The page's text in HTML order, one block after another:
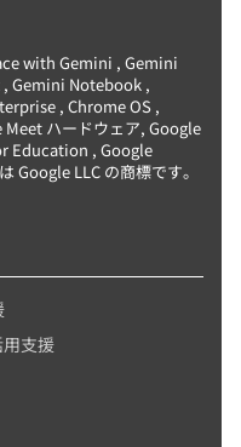
支援
with Gemini , Gemini
Gemini Notebook ,
, Chrome OS ,
ハードウェア, Google
Education , Google
Google LLC の商標です。